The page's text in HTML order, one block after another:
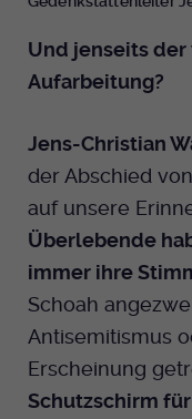
Und jenseits
Aufarbeitung?
Jens-Christian
der Abschied
auf unsere
Überlebende
immer ihre
Schoah
Antisemitismus
Erscheinung
Schutzschirm